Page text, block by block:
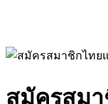
สมัครสม